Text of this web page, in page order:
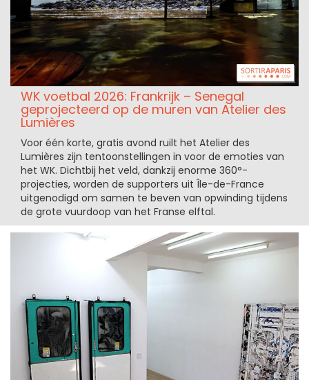
WK voetbal 2026: Frankrijk – Senegal
geprojecteerd op de muren van Atelier des
Lumières
Voor één korte, gratis avond ruilt het Atelier des
Lumières zijn tentoonstellingen in voor de emoties van
het WK. Dichtbij het veld, dankzij enorme 360°-
projecties, worden de supporters uit Île-de-France
uitgenodigd om samen te beven van opwinding tijdens
de grote vuurdoop van het Franse elftal.